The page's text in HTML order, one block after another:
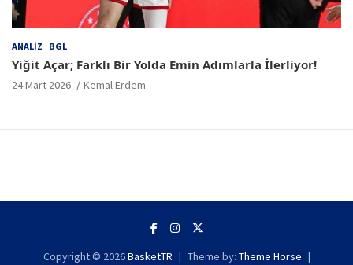
ANALIZ BGL
Yiğit Açar; Farklı Bir Yolda Emin Adımlarla İlerliyor!
24 Mart 2026 Kemal Erdem
Copyright © 2026BasketTR Theme by: Theme Horse